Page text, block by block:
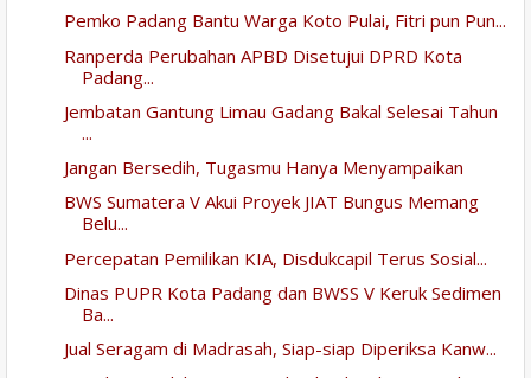
Pemko Padang Bantu Warga Koto Pulai, Fitri pun Pun...
Ranperda Perubahan APBD Disetujui DPRD Kota
Padang...
Jembatan Gantung Limau Gadang Bakal Selesai Tahun
...
Jangan Bersedih, Tugasmu Hanya Menyampaikan
BWS Sumatera V Akui Proyek JIAT Bungus Memang
Belu...
Percepatan Pemilikan KIA, Disdukcapil Terus Sosial...
Dinas PUPR Kota Padang dan BWSS V Keruk Sedimen
Ba...
Jual Seragam di Madrasah, Siap-siap Diperiksa Kanw...